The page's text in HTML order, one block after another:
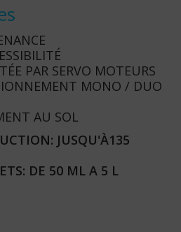
PAR SERVO MOTEURS
MONO / DUO
AU SOL
JUSQU'À135
DE 50 ML A 5 L